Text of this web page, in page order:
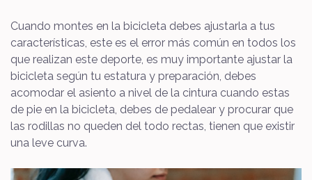
Cuando montes en la bicicleta debes ajustarla a tus
características, este es el error más común en todos los
que realizan este deporte, es muy importante ajustar la
bicicleta según tu estatura y preparación, debes
acomodar el asiento a nivel de la cintura cuando estas
de pie en la bicicleta, debes de pedalear y procurar que
las rodillas no queden del todo rectas, tienen que existir
una leve curva.